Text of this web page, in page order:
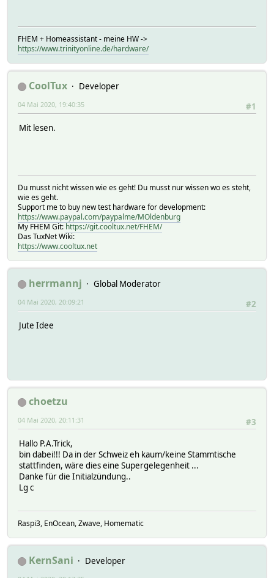
FHEM + Homeassistant - meine HW ->
https://www.trinityonline.de/hardware/
CoolTux
Developer
#1
04 Mai 2020, 19:40:35
Mit lesen.
Du musst nicht wissen wie es geht! Du musst nur wissen wo es steht,
wie es geht.
Support me to buy new test hardware for development:
https://www.paypal.com/paypalme/MOldenburg
My FHEM Git: https://git.cooltux.net/FHEM/
Das TuxNet Wiki:
https://www.cooltux.net
herrmannj
Global Moderator
#2
04 Mai 2020, 20:09:21
Jute Idee
choetzu
#3
04 Mai 2020, 20:11:31
Hallo P.A.Trick,
bin dabei!!! Da in der Schweiz eh kaum/keine Stammtische
stattfinden, wäre dies eine Supergelegenheit ...
Danke für die Initialzündung..
Lg c
Raspi3, EnOcean, Zwave, Homematic
KernSani
Developer